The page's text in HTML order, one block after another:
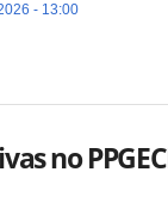
- 13:00
no